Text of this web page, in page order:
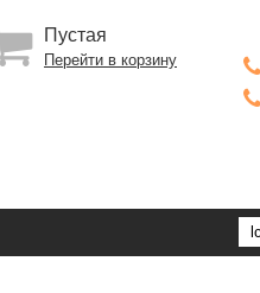
Пустая
Перейти в корзину